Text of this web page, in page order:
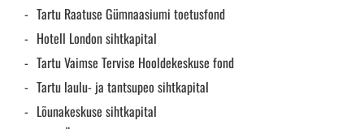
Tartu Raatuse Gümnaasiumi toetusfond
Hotell London sihtkapital
Tartu Vaimse Tervise Hooldekeskuse fond
Tartu laulu- ja tantsupeo sihtkapital
Lõunakeskuse sihtkapital